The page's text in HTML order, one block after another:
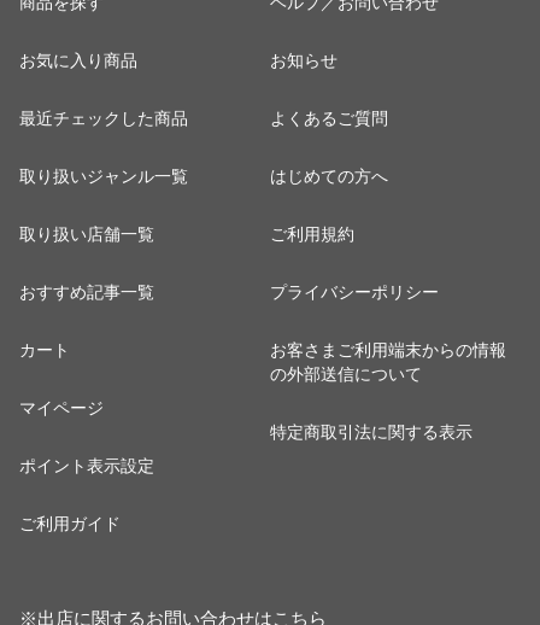
お気に入り商品
最近チェックした商品
取り扱いジャンル一覧
取り扱い店舗一覧
おすすめ記事一覧
カート
マイページ
ポイント表示設定
ご利用ガイド
お知らせ
よくあるご質問
はじめての方へ
ご利用規約
プライバシーポリシー
お客さまご利用端末からの情報
の外部送信について
特定商取引法に関する表示
※出店に関するお問い合わせはこちら